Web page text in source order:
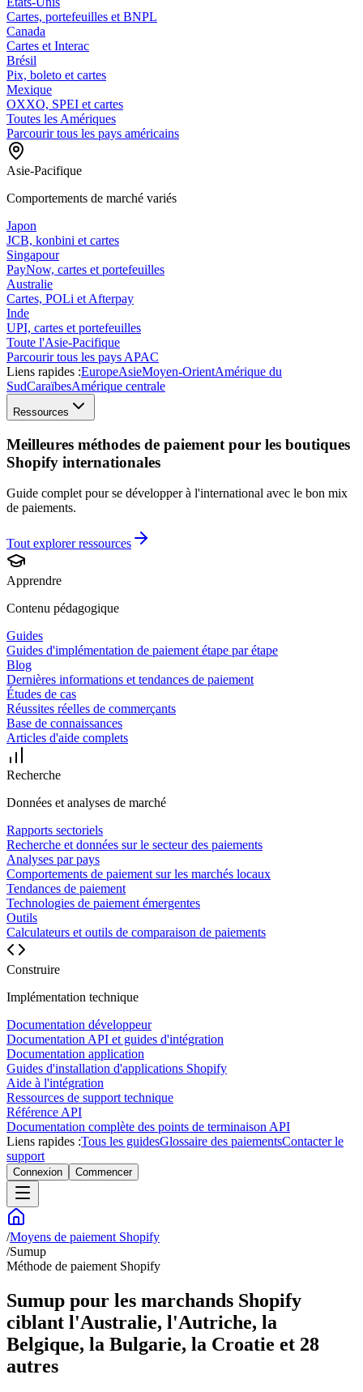
Cartes, portefeuilles et BNPL
Canada
Cartes et Interac
Brésil
Pix, boleto et cartes
Mexique
OXXO, SPEI et cartes
Toutes les Amériques
Parcourir tous les pays américains
Asie-Pacifique
Comportements de marché variés
Japon
JCB, konbini et cartes
Singapour
PayNow, cartes et portefeuilles
Australie
Cartes, POLi et Afterpay
Inde
UPI, cartes et portefeuilles
Toute l'Asie-Pacifique
Parcourir tous les pays APAC
Liens rapides :EuropeAsieMoyen-OrientAmérique du
SudCaraïbesAmérique centrale
Ressources
Meilleures méthodes de paiement pour les boutiques
Shopify internationales
Guide complet pour se développer à l'international avec le bon mix
de paiements.
Tout explorer ressources
Apprendre
Contenu pédagogique
Guides
Guides d'implémentation de paiement étape par étape
Blog
Dernières informations et tendances de paiement
Études de cas
Réussites réelles de commerçants
Base de connaissances
Articles d'aide complets
Recherche
Données et analyses de marché
Rapports sectoriels
Recherche et données sur le secteur des paiements
Analyses par pays
Comportements de paiement sur les marchés locaux
Tendances de paiement
Technologies de paiement émergentes
Outils
Calculateurs et outils de comparaison de paiements
Construire
Implémentation technique
Documentation développeur
Documentation API et guides d'intégration
Documentation application
Guides d'installation d'applications Shopify
Aide à l'intégration
Ressources de support technique
Référence API
Documentation complète des points de terminaison API
Liens rapides :Tous les guidesGlossaire des paiementsContacter le
support
Connexion Commencer
/Moyens de paiement Shopify
/Sumup
Méthode de paiement Shopify
Sumup pour les marchands Shopify
ciblant l'Australie, l'Autriche, la
Belgique, la Bulgarie, la Croatie et 28
autres